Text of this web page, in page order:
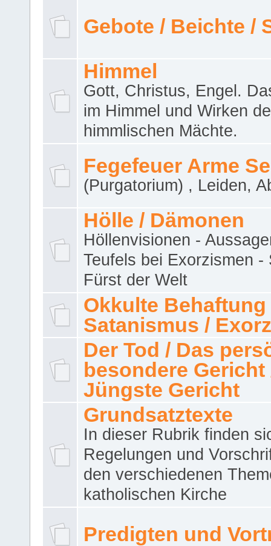
Gebote / Beichte /
Himmel
Gott, Christus, Engel.
im Himmel und Wirken
himmlischen Mächte.
Fegefeuer Arme
(Purgatorium) , Leiden,
Hölle / Dämonen
Höllenvisionen -
Teufels bei Exorzismen -
Fürst der Welt
Okkulte Behaftung
Satanismus /
Der Tod / Das
besondere Gericht
Jüngste Gericht
Grundsatztexte
In dieser Rubrik finden
Regelungen und
den verschiedenen
katholischen Kirche
Predigten und